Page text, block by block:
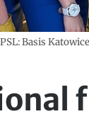
Basis